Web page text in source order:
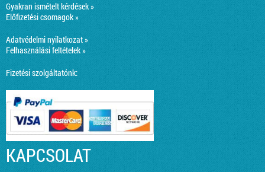
Gyakran ismételt kérdések »
Előfizetési csomagok »
Adatvédelmi nyilatkozat »
Felhasználási feltételek »
Fizetési szolgáltatónk:
KAPCSOLAT